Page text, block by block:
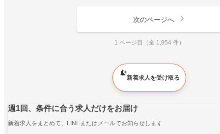
次のページへ
1 ページ目（全 1,954 件）
新着求人を受け取る
週1回、条件に合う求人だけをお届け
新着求人をまとめて、LINEまたはメールでお知らせします